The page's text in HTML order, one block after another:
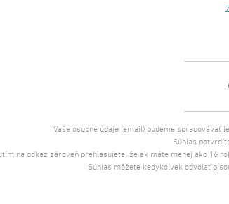
Vaše osobné údaje (email) budeme spracovávať
Súhlas
na odkaz zároveň prehlasujete, že ak máte menej ako 16
Súhlas môžete kedykoľvek odvolať